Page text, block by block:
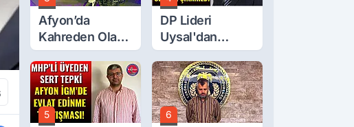
Afyon’da
Kahreden Olay:
6 Yaşındaki
Çocuk 6. Kattan
Düştü
DP Lideri
Uysal'dan
Çerçeve Yasa
Tepkisi: Öcalan
Meclis'in
Üzerine Çıkarıldı
5 6